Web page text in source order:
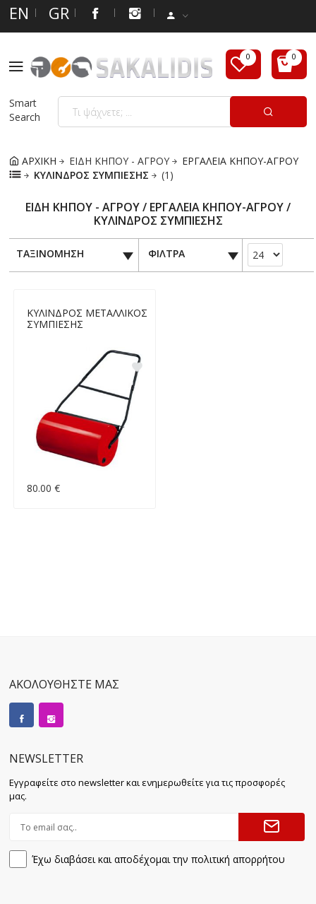
EN GR
Smart
Search
ΑΡΧΙΚΗ ΕΙΔΗ ΚΗΠΟΥ - ΑΓΡΟΥ
ΕΡΓΑΛΕΙΑ ΚΗΠΟΥ-ΑΓΡΟΥ
ΚΥΛΙΝΔΡΟΣ ΣΥΜΠΙΕΣΗΣ
(1)
ΕΙΔΗ ΚΗΠΟΥ - ΑΓΡΟΥ / ΕΡΓΑΛΕΙΑ ΚΗΠΟΥ-ΑΓΡΟΥ /
ΚΥΛΙΝΔΡΟΣ ΣΥΜΠΙΕΣΗΣ
ΤΑΞΙΝΟΜΗΣΗ ΦΙΛΤΡΑ
ΚΥΛΙΝΔΡΟΣ ΜΕΤΑΛΛΙΚΟΣ
ΣΥΜΠΙΕΣΗΣ
80.00 €
ΑΚΟΛΟΥΘΗΣΤΕ ΜΑΣ
NEWSLETTER
Εγγραφείτε στο newsletter και ενημερωθείτε για τις προσφορές
μας.
Έχω διαβάσει και αποδέχομαι την πολιτική απορρήτου